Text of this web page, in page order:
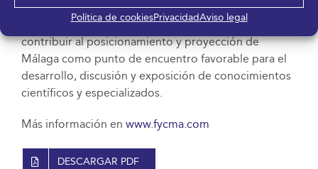
Política de cookiesPrivacidadAviso legal
La celebración de estos simposios se alinea con la
estrategia de FYCMA a la hora de atraer talento y
contribuir al posicionamiento y proyección de
Málaga como punto de encuentro favorable para el
desarrollo, discusión y exposición de conocimientos
científicos y especializados.
Más información en www.fycma.com
DESCARGAR PDF